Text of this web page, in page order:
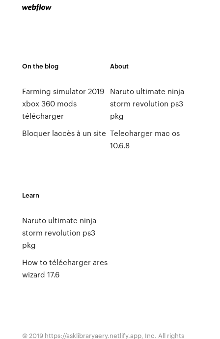
On the blog
Farming simulator 2019
xbox 360 mods
télécharger
Bloquer laccès à un site
About
Naruto ultimate ninja
storm revolution ps3
pkg
Telecharger mac os
10.6.8
Learn
Naruto ultimate ninja
storm revolution ps3
pkg
How to télécharger ares
wizard 17.6
© 2019 https://asklibraryaery.netlify.app, Inc. All rights